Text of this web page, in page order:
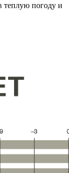
теплую погоду и